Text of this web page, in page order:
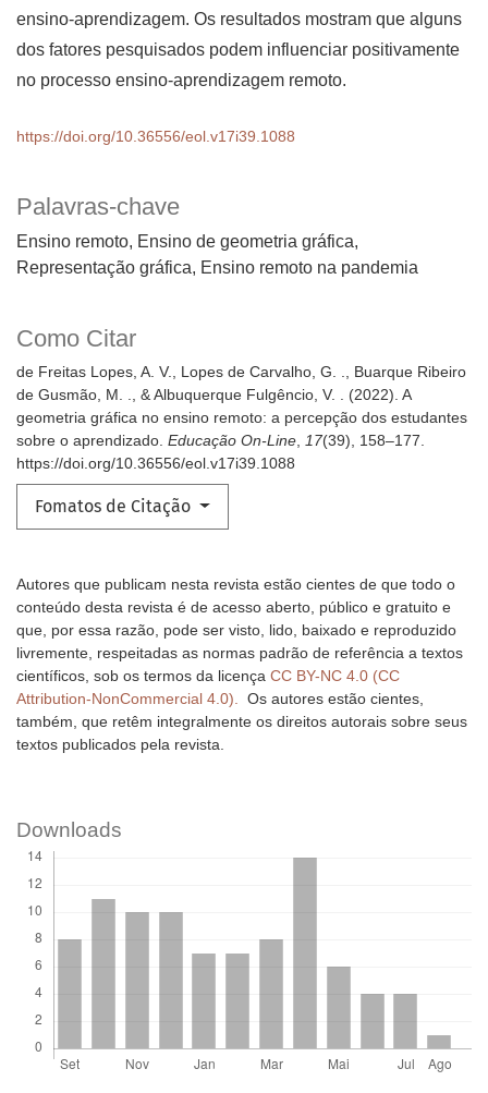
Palavras-chave
Ensino remoto, Ensino de geometria gráfica,
Representação gráfica, Ensino remoto na pandemia
Como Citar
de Freitas Lopes, A. V., Lopes de Carvalho, G. ., Buarque Ribeiro
de Gusmão, M. ., & Albuquerque Fulgêncio, V. . (2022). A
geometria gráfica no ensino remoto: a percepção dos estudantes
sobre o aprendizado. Educação On-Line, 17(39), 158–177.
https://doi.org/10.36556/eol.v17i39.1088
Fomatos de Citação
ensino-aprendizagem. Os resultados mostram que alguns
dos fatores pesquisados podem influenciar positivamente
no processo ensino-aprendizagem remoto.
https://doi.org/10.36556/eol.v17i39.1088
Autores que publicam nesta revista estão cientes de que todo o
conteúdo desta revista é de acesso aberto, público e gratuito e
que, por essa razão, pode ser visto, lido, baixado e reproduzido
livremente, respeitadas as normas padrão de referência a textos
científicos, sob os termos da licença CC BY-NC 4.0 (CC
Attribution-NonCommercial 4.0). Os autores estão cientes,
também, que retêm integralmente os direitos autorais sobre seus
textos publicados pela revista.
Downloads